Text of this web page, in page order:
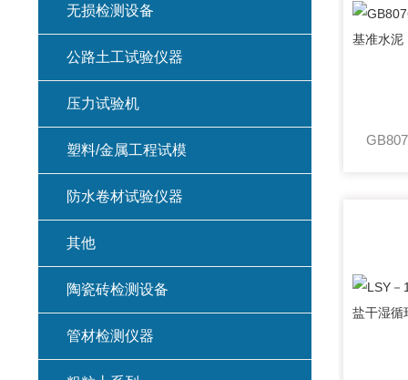
无损检测设备
公路土工试验仪器
压力试验机
塑料/金属工程试模
防水卷材试验仪器
其他
陶瓷砖检测设备
管材检测仪器